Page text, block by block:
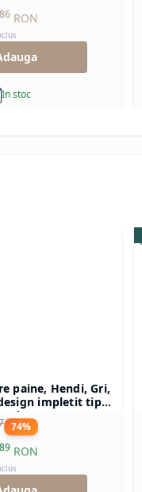
86 RON
In stoc
paine, Hendi, Gri,
impletit tip
mm
74%
89 RON